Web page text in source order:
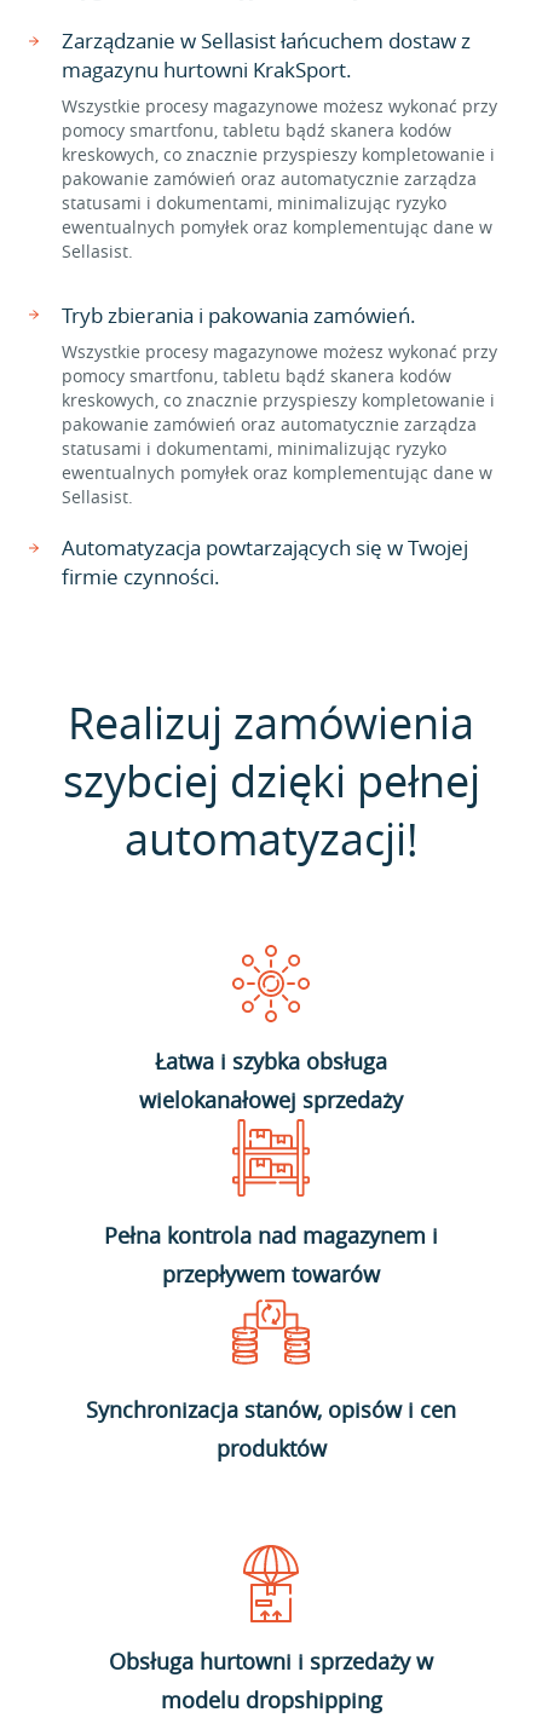
Zarządzanie w Sellasist łańcuchem dostaw z
magazynu hurtowni KrakSport.
Wszystkie procesy magazynowe możesz wykonać przy
pomocy smartfonu, tabletu bądź skanera kodów
kreskowych, co znacznie przyspieszy kompletowanie i
pakowanie zamówień oraz automatycznie zarządza
statusami i dokumentami, minimalizując ryzyko
ewentualnych pomyłek oraz komplementując dane w
Sellasist.
Tryb zbierania i pakowania zamówień.
Wszystkie procesy magazynowe możesz wykonać przy
pomocy smartfonu, tabletu bądź skanera kodów
kreskowych, co znacznie przyspieszy kompletowanie i
pakowanie zamówień oraz automatycznie zarządza
statusami i dokumentami, minimalizując ryzyko
ewentualnych pomyłek oraz komplementując dane w
Sellasist.
Automatyzacja powtarzających się w Twojej
firmie czynności.
Realizuj zamówienia
szybciej dzięki pełnej
automatyzacji!
Łatwa i szybka obsługa
wielokanałowej sprzedaży
Pełna kontrola nad magazynem i
przepływem towarów
Synchronizacja stanów, opisów i cen
produktów
Obsługa hurtowni i sprzedaży w
modelu dropshipping